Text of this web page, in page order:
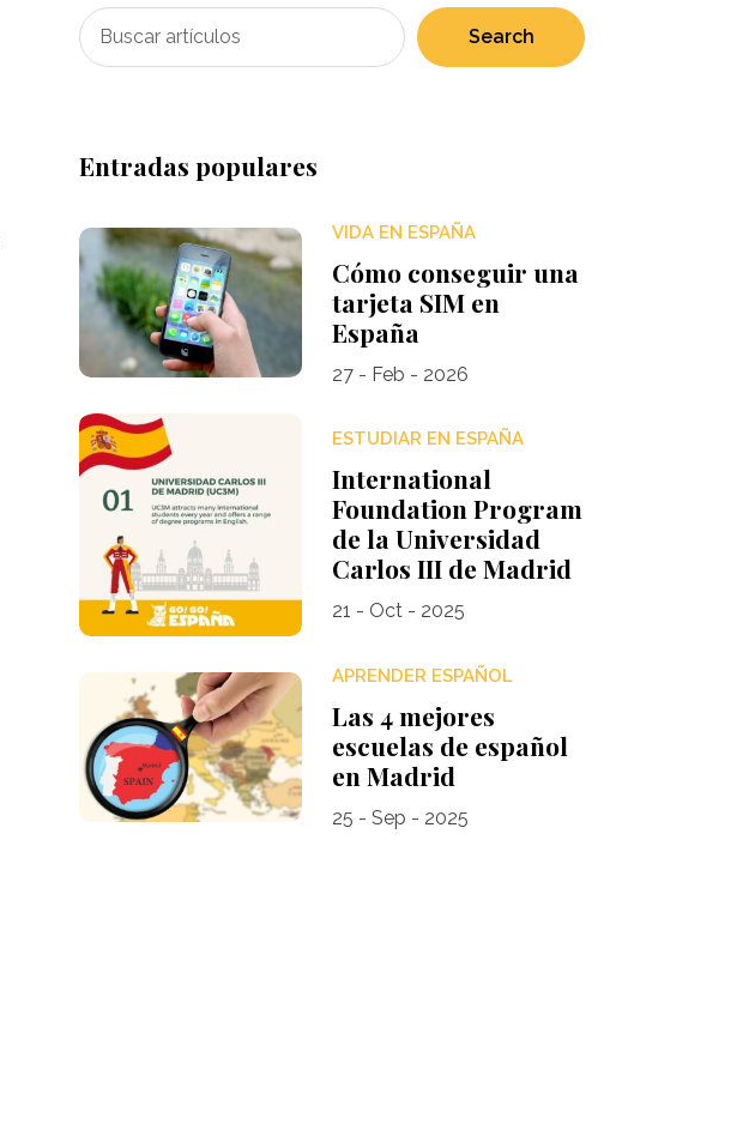
Search
Entradas populares
VIDA EN ESPAÑA
Cómo conseguir una
tarjeta SIM en
España
27 - Feb - 2026
ESTUDIAR EN ESPAÑA
International
Foundation Program
de la Universidad
Carlos III de Madrid
21 - Oct - 2025
APRENDER ESPAÑOL
Las 4 mejores
escuelas de español
en Madrid
25 - Sep - 2025